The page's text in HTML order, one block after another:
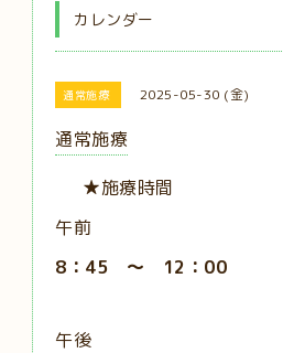
カレンダー
通常施療 2025-05-30 (金)
通常施療
★施療時間
午前
8：45 ～ 12：00
午後